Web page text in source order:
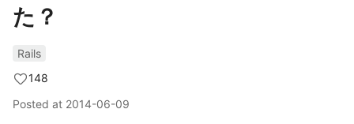
た？
Rails
148
Posted at 2014-06-09